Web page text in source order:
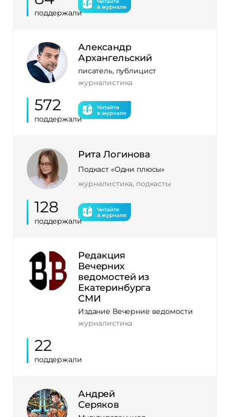
поддержали
в журнале
Александр
Архангельский
писатель, публицист
журналистика
572
поддержали
Читайте
в журнале
Рита Логинова
Подкаст «Одни плюсы»
журналистика, подкасты
128
поддержали
Читайте
в журнале
Редакция
Вечерних
ведомостей из
Екатеринбурга
СМИ
Издание Вечерние ведомости
журналистика
22
поддержали
Андрей
Серяков